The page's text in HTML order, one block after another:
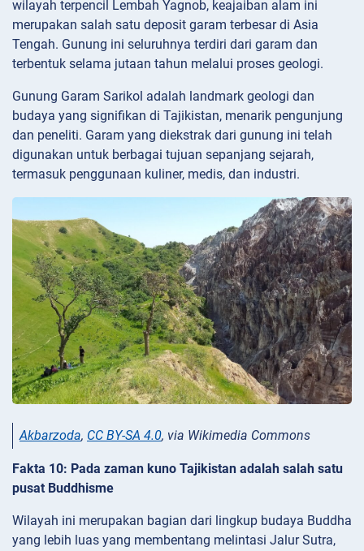
wilayah terpencil Lembah Yagnob, keajaiban alam ini
merupakan salah satu deposit garam terbesar di Asia
Tengah. Gunung ini seluruhnya terdiri dari garam dan
terbentuk selama jutaan tahun melalui proses geologi.
Gunung Garam Sarikol adalah landmark geologi dan
budaya yang signifikan di Tajikistan, menarik pengunjung
dan peneliti. Garam yang diekstrak dari gunung ini telah
digunakan untuk berbagai tujuan sepanjang sejarah,
termasuk penggunaan kuliner, medis, dan industri.
Akbarzoda, CC BY-SA 4.0, via Wikimedia Commons
Fakta 10: Pada zaman kuno Tajikistan adalah salah satu
pusat Buddhisme
Wilayah ini merupakan bagian dari lingkup budaya Buddha
yang lebih luas yang membentang melintasi Jalur Sutra,